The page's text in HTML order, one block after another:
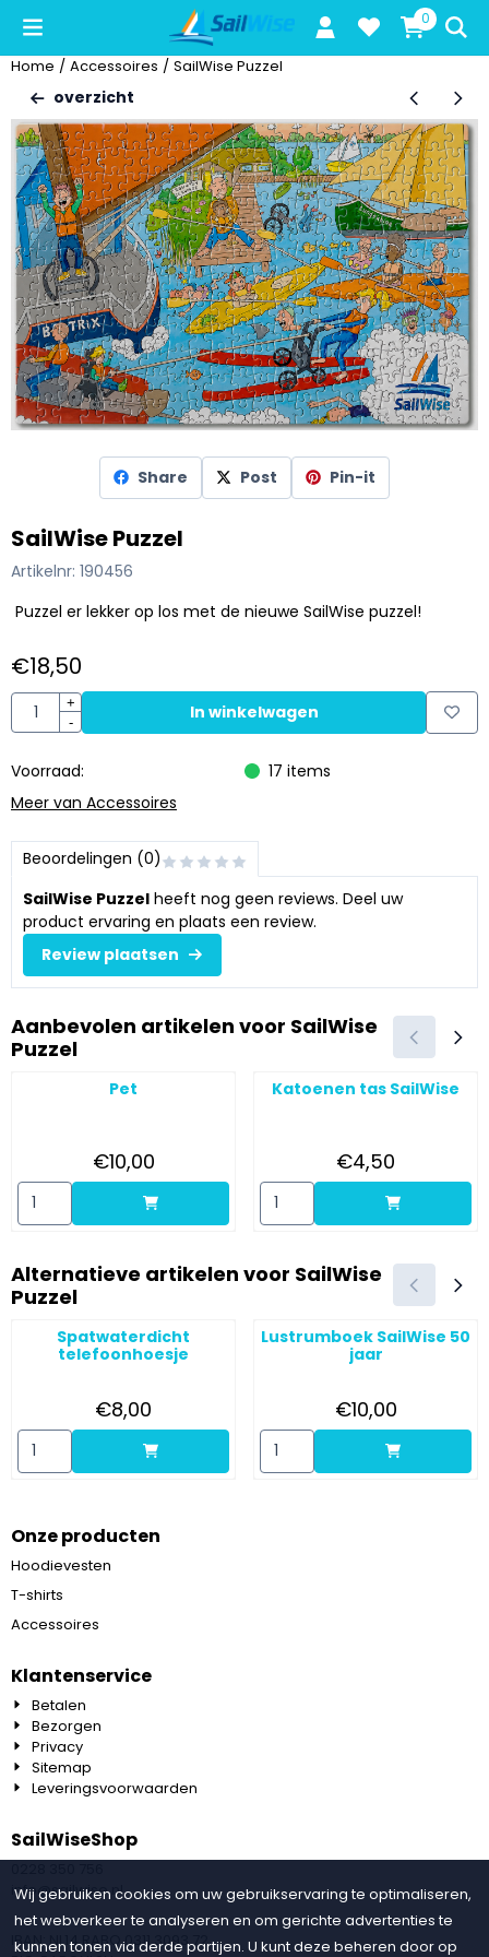
Cookievoorkeuren zijn beschikbaar. Kies instellingen of sta alle
0
Home / Accessoires / SailWise Puzzel
overzicht
Share Post Pin-it
SailWise Puzzel
Artikelnr: 190456
Puzzel er lekker op los met de nieuwe SailWise puzzel!
€18,50
Aantal
+
-
In winkelwagen
Voorraad: 17 items
Meer van Accessoires
Beoordelingen (0)
SailWise Puzzel heeft nog geen reviews. Deel uw
product ervaring en plaats een review.
Review plaatsen
Aanbevolen artikelen voor SailWise
Puzzel
Pet
Prijs: 10,00
€10,00
Aantal kiezen voor Pet
Katoenen tas SailWise
Prijs: 4,50
€4,50
Aantal kiezen voor Katoenen
Alternatieve artikelen voor SailWise
Puzzel
Spatwaterdicht
telefoonhoesje
Prijs: 8,00
€8,00
Aantal kiezen voor Spatwaterdicht telefoonhoesje
Lustrumboek SailWise 50
jaar
Prijs: 10,00
€10,00
Aantal kiezen voor
Onze producten
Hoodievesten
T-shirts
Accessoires
Klantenservice
Betalen
Bezorgen
Privacy
Sitemap
Leveringsvoorwaarden
SailWiseShop
info@sailwise.nl
IBAN: NL14 RABO 0311 3093 72
Wij gebruiken cookies om uw gebruikservaring te optimaliseren,
het webverkeer te analyseren en om gerichte advertenties te
kunnen tonen via derde partijen. U kunt deze beheren door op